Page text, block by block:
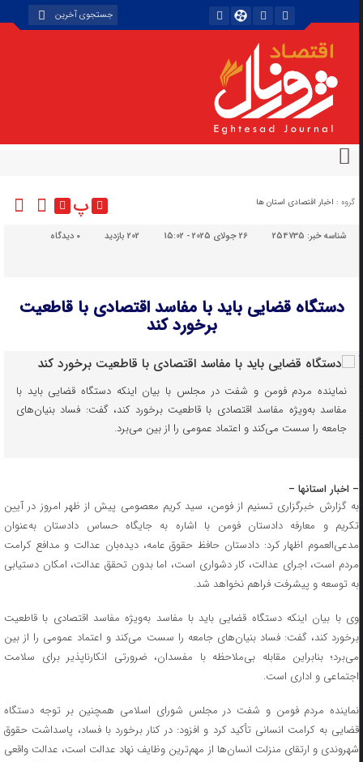
گروه : اخبار اقتصادی استان ها پ
شناسه خبر:254735 26 جولای 2025 - 15:02 202 بازدید دیدگاه
دستگاه قضایی باید با مفاسد اقتصادی با قاطعیت
برخورد کند
نماینده مردم فومن و شفت در مجلس با بیان اینکه دستگاه قضایی باید با
مفاسد به‌ویژه مفاسد اقتصادی با قاطعیت برخورد کند، گفت: فساد بنیان‌های
جامعه را سست می‌کند و اعتماد عمومی را از بین می‌برد.
– اخبار استانها –
به گزارش خبرگزاری تسنیم از فومن، سید کریم معصومی پیش از ظهر امروز در آیین
تکریم و معارفه دادستان فومن با اشاره به جایگاه حساس دادستان به‌عنوان
مدعی‌العموم اظهار کرد: دادستان حافظ حقوق عامه، دیده‌بان عدالت و مدافع کرامت
مردم است، اجرای عدالت، کار دشواری است، اما بدون تحقق عدالت، امکان دستیابی
به توسعه و پیشرفت فراهم نخواهد شد.
وی با بیان اینکه دستگاه قضایی باید با مفاسد به‌ویژه مفاسد اقتصادی با قاطعیت
برخورد کند، گفت: فساد بنیان‌های جامعه را سست می‌کند و اعتماد عمومی را از بین
می‌برد؛ بنابراین مقابله بی‌ملاحظه با مفسدان، ضرورتی انکارناپذیر برای سلامت
اجتماعی و اداری است.
نماینده مردم فومن و شفت در مجلس شورای اسلامی همچنین بر توجه دستگاه
قضایی به کرامت انسانی تأکید کرد و افزود: در کنار برخورد با فساد، پاسداشت حقوق
شهروندی و ارتقای منزلت انسان‌ها از مهم‌ترین وظایف نهاد عدالت است، عدالت واقعی